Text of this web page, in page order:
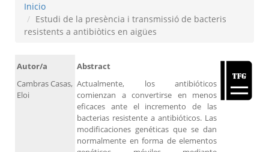
Inicio
Estudi de la presència i transmissió de bacteris
resistents a antibiòtics en aigües
Autor/a
Cambras Casas,
Eloi
Abstract
Actualmente, los antibióticos
comienzan a convertirse en menos
eficaces ante el incremento de las
bacterias resistente a antibióticos. Las
modificaciones genéticas que se dan
normalmente en forma de elementos